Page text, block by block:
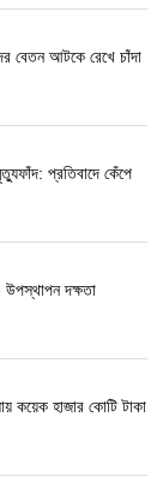
বেতন আটকে রেখে চাঁদা
প্রতিবাদে কেঁপে
উপস্থাপন দক্ষতা
কয়েক হাজার কোটি টাকা